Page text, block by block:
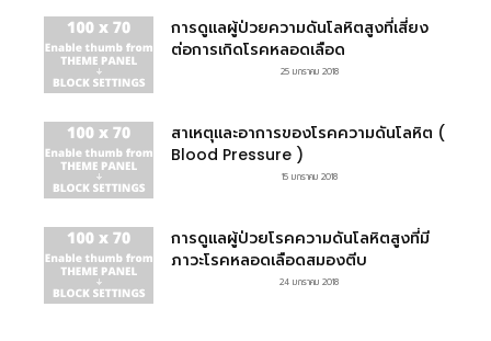
การดูแลผู้ป่วยความดันโลหิตสูงที่เสี่ยง
ต่อการเกิดโรคหลอดเลือด
25 มกราคม 2018
สาเหตุและอาการของโรคความดันโลหิต (
Blood Pressure )
15 มกราคม 2018
การดูแลผู้ป่วยโรคความดันโลหิตสูงที่มี
ภาวะโรคหลอดเลือดสมองตีบ
24 มกราคม 2018